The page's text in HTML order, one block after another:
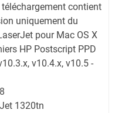
contient
uniquement du
pour Mac OS X
HP Postscript PPD
v10.4.x, v10.5 -
1320tn